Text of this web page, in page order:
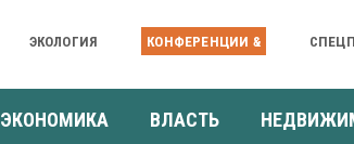
ЭКОЛОГИЯ КОНФЕРЕНЦИИ &
ЭКОНОМИКА ВЛАСТЬ